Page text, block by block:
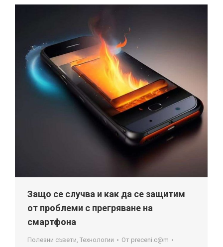
Защо се случва и как да се защитим
от проблеми с прегряване на
смартфона
Полезни съвети Технологии От preceni.c@m